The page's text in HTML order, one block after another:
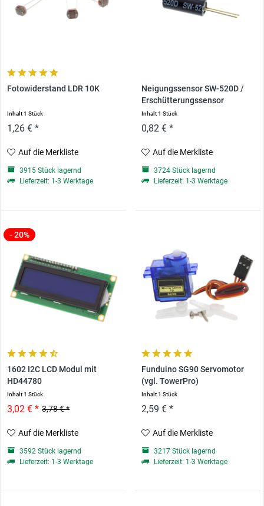
Fotowiderstand LDR 10K
Inhalt1 Stück
1,26 € *
Auf die Merkliste
3915 Stück lagernd
Lieferzeit: 1-3 Werktage
Neigungssensor SW-520D /
Erschütterungssensor
Inhalt1 Stück
0,82 € *
Auf die Merkliste
3724 Stück lagernd
Lieferzeit: 1-3 Werktage
- 20%
1602 I2C LCD Modul mit
HD44780
Inhalt1 Stück
3,78 € *
3,02 € *
Auf die Merkliste
3592 Stück lagernd
Lieferzeit: 1-3 Werktage
Funduino SG90 Servomotor
(vgl. TowerPro)
Inhalt1 Stück
2,59 € *
Auf die Merkliste
3217 Stück lagernd
Lieferzeit: 1-3 Werktage